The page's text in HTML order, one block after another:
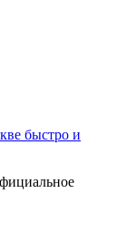
быстро и